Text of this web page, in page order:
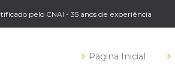
pelo CNAI - 35 anos de experiência
Página Inicial